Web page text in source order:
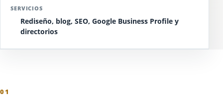
SERVICIOS
Rediseño, blog, SEO, Google Business Profile y
directorios
01